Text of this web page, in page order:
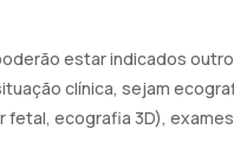
estar indicados
clínica, sejam
ecografia 3D),